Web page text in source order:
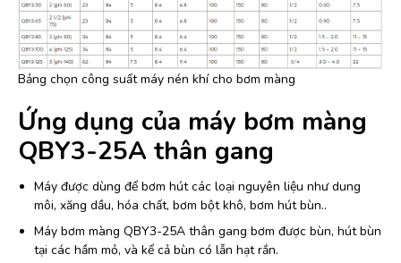
Bảng chọn công suất máy nén khí cho bơm màng
Ứng dụng của máy bơm màng
QBY3-25A thân gang
Máy được dùng để bơm hút các loại nguyên liệu như dung
môi, xăng dầu, hóa chất, bơm bột khô, bơm hút bùn..
Máy bơm màng QBY3-25A thân gang bơm được bùn, hút bùn
tại các hầm mỏ, và kể cả bùn có lẫn hạt rắn.